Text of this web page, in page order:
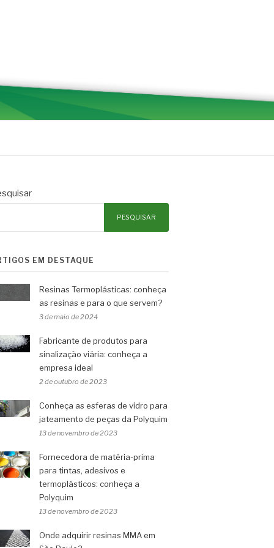
PESQUISAR
EM DESTAQUE
Resinas Termoplásticas: conheça
as resinas e para o que servem?
3 de maio de 2024
Fabricante de produtos para
sinalização viária: conheça a
empresa ideal
2 de outubro de 2023
Conheça as esferas de vidro para
jateamento de peças da Polyquim
13 de novembro de 2023
Fornecedora de matéria-prima
para tintas, adesivos e
termoplásticos: conheça a
Polyquim
13 de novembro de 2023
Onde adquirir resinas MMA em